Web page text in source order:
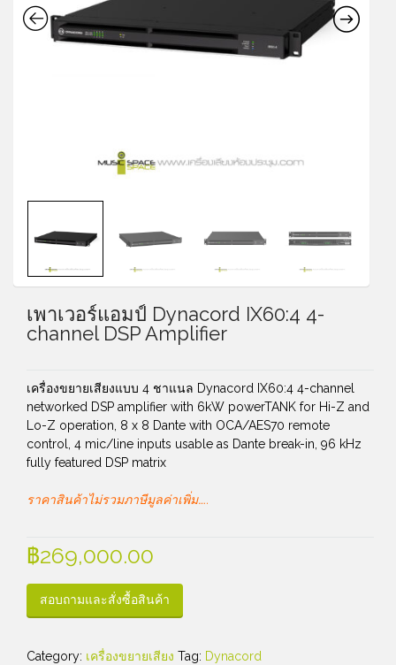
เพาเวอร์แอมป์ Dynacord IX60:4 4-
channel DSP Amplifier
เครื่องขยายเสียงแบบ 4 ชาแนล Dynacord IX60:4 4-channel
networked DSP amplifier with 6kW powerTANK for Hi-Z and
Lo-Z operation, 8 x 8 Dante with OCA/AES70 remote
control, 4 mic/line inputs usable as Dante break-in, 96 kHz
fully featured DSP matrix
ราคาสินค้าไม่รวมภาษีมูลค่าเพิ่ม…..
฿269,000.00
สอบถามและสั่งซื้อสินค้า
Category: เครื่องขยายเสียง Tag: Dynacord